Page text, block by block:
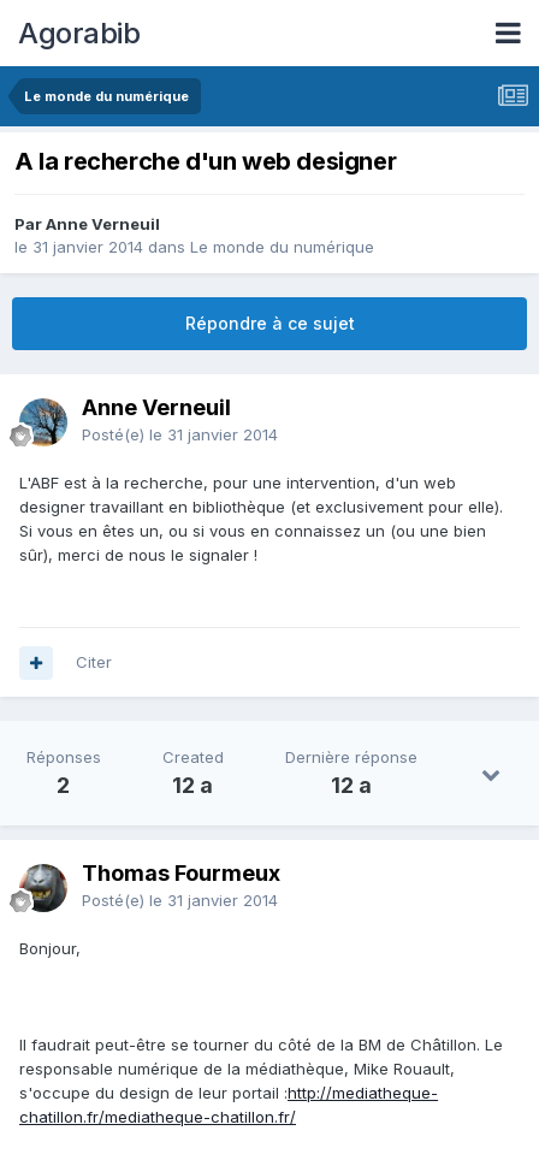
Agorabib
Le monde du numérique
A la recherche d'un web designer
Par Anne Verneuil
le 31 janvier 2014 dans Le monde du numérique
Répondre à ce sujet
Anne Verneuil
Posté(e) le 31 janvier 2014
L'ABF est à la recherche, pour une intervention, d'un web
designer travaillant en bibliothèque (et exclusivement pour elle).
Si vous en êtes un, ou si vous en connaissez un (ou une bien
sûr), merci de nous le signaler !
Citer
Réponses
2
Created
12 a
Dernière réponse
12 a
Thomas Fourmeux
Posté(e) le 31 janvier 2014
Bonjour,
Il faudrait peut-être se tourner du côté de la BM de Châtillon. Le
responsable numérique de la médiathèque, Mike Rouault,
s'occupe du design de leur portail :http://mediatheque-
chatillon.fr/mediatheque-chatillon.fr/